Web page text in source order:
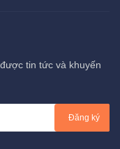
tin tức và khuyến
Đăng ký